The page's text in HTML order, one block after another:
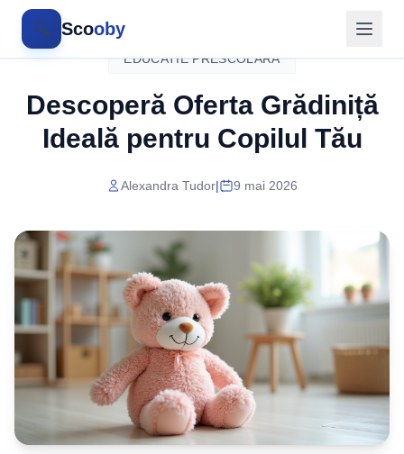
🔍 Scooby
EDUCATIE PRESCOLARA
Descoperă Oferta Grădiniță
Ideală pentru Copilul Tău
Alexandra Tudor| 9 mai 2026